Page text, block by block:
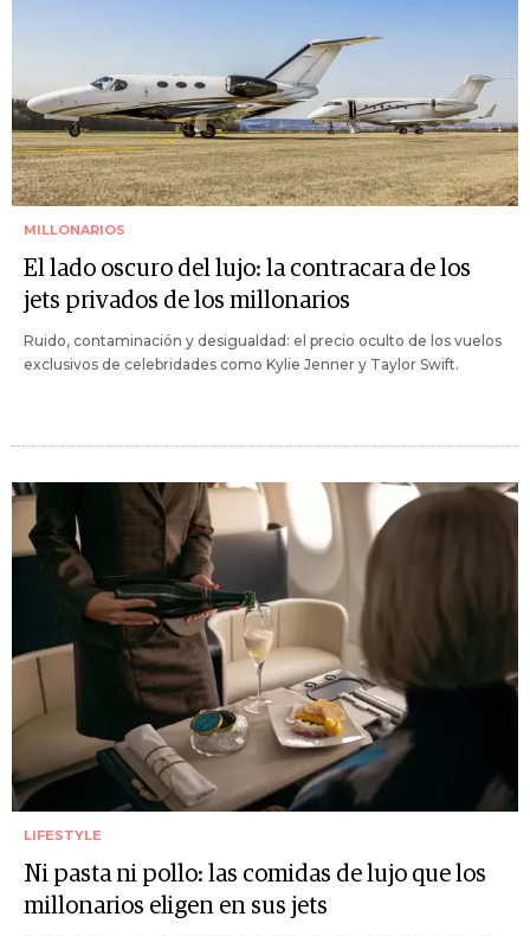
MILLONARIOS
El lado oscuro del lujo: la contracara de los
jets privados de los millonarios
Ruido, contaminación y desigualdad: el precio oculto de los vuelos
exclusivos de celebridades como Kylie Jenner y Taylor Swift.
LIFESTYLE
Ni pasta ni pollo: las comidas de lujo que los
millonarios eligen en sus jets